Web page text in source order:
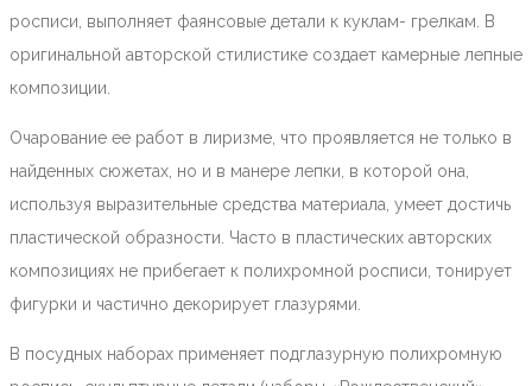
росписи, выполняет фаянсовые детали к куклам- грелкам. В
оригинальной авторской стилистике создает камерные лепные
композиции.
Очарование ее работ в лиризме, что проявляется не только в
найденных сюжетах, но и в манере лепки, в которой она,
используя выразительные средства материала, умеет достичь
пластической образности. Часто в пластических авторских
композициях не прибегает к полихромной росписи, тонирует
фигурки и частично декорирует глазурями.
В посудных наборах применяет подглазурную полихромную